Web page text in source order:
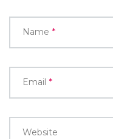
Name *
Email *
Website